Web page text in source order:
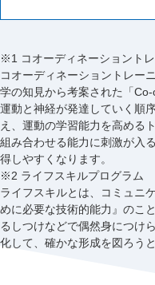
※1 コオーディネーショント
コオーディネーショントレー
学の知見から考案された「
運動と神経が発達していく順
え、運動の学習能力を高める
組み合わせる能力に刺激が入
得しやすくなります。
※2 ライフスキルプログラム
ライフスキルとは、コミュニ
めに必要な技術的能力』のこ
るしつけなどで偶然身につけ
化して、確かな形成を図ろう